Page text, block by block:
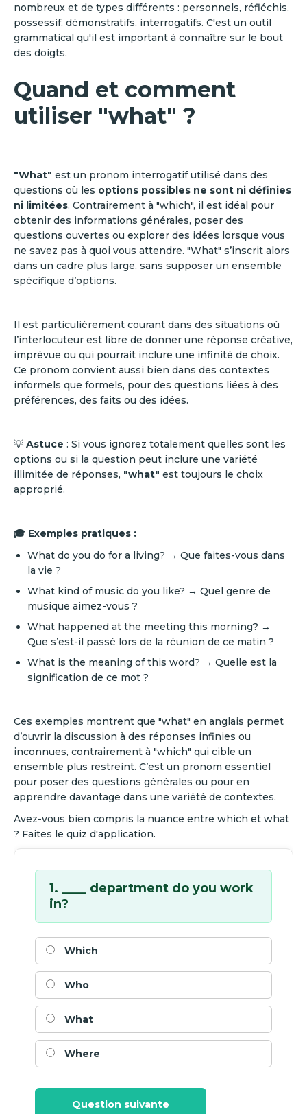
nombreux et de types différents : personnels, réfléchis,
possessif, démonstratifs, interrogatifs. C'est un outil
grammatical qu'il est important à connaître sur le bout
des doigts.
Quand et comment
utiliser "what" ?
"What" est un pronom interrogatif utilisé dans des
questions où les options possibles ne sont ni définies
ni limitées. Contrairement à "which", il est idéal pour
obtenir des informations générales, poser des
questions ouvertes ou explorer des idées lorsque vous
ne savez pas à quoi vous attendre. "What" s’inscrit alors
dans un cadre plus large, sans supposer un ensemble
spécifique d’options.
Il est particulièrement courant dans des situations où
l’interlocuteur est libre de donner une réponse créative,
imprévue ou qui pourrait inclure une infinité de choix.
Ce pronom convient aussi bien dans des contextes
informels que formels, pour des questions liées à des
préférences, des faits ou des idées.
💡 Astuce : Si vous ignorez totalement quelles sont les
options ou si la question peut inclure une variété
illimitée de réponses, "what" est toujours le choix
approprié.
🎓 Exemples pratiques :
What do you do for a living? → Que faites-vous dans
la vie ?
What kind of music do you like? → Quel genre de
musique aimez-vous ?
What happened at the meeting this morning? →
Que s’est-il passé lors de la réunion de ce matin ?
What is the meaning of this word? → Quelle est la
signification de ce mot ?
Ces exemples montrent que "what" en anglais permet
d’ouvrir la discussion à des réponses infinies ou
inconnues, contrairement à "which" qui cible un
ensemble plus restreint. C’est un pronom essentiel
pour poser des questions générales ou pour en
apprendre davantage dans une variété de contextes.
Avez-vous bien compris la nuance entre which et what
? Faites le quiz d'application.
1. ____ department do you work
in?
Which
Who
What
Where
Question suivante